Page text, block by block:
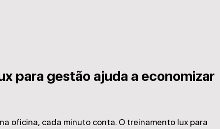
para gestão ajuda a economizar
oficina, cada minuto conta. O treinamento lux para